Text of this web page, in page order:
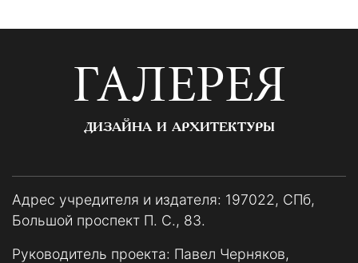
ГАЛЕРЕЯ
ДИЗАЙНА И АРХИТЕКТУРЫ
Адрес учредителя и издателя: 197022, СПб,
Большой проспект П. С., 83.
Руководитель проекта: Павел Черняков,